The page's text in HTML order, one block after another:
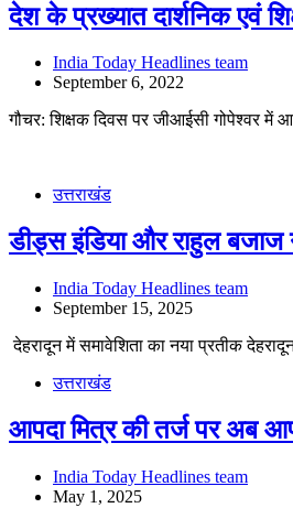
देश के प्रख्यात दार्शनिक एवं
India Today Headlines team
September 6, 2022
गौचर: शिक्षक दिवस पर जीआईसी गोपेश्वर में
उत्तराखंड
डीड्स इंडिया और राहुल बजाज
India Today Headlines team
September 15, 2025
देहरादून में समावेशिता का नया प्रतीक
उत्तराखंड
आपदा मित्र की तर्ज पर अब
India Today Headlines team
May 1, 2025